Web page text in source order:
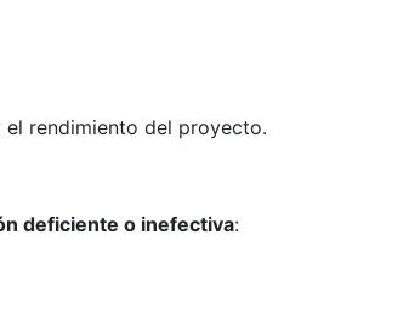
rendimiento del proyecto.
deficiente o inefectiva: